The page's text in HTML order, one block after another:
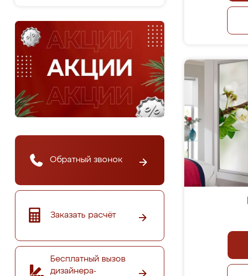
Обратный звонок
Заказать расчёт
Бесплатный вызов
дизайнера-